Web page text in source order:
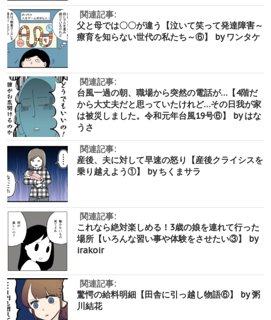
関連記事:
父と母では〇〇が違う【泣いて笑って発達障害～
療育を知らない世代の私たち～⑥】 by ワンタケ
関連記事:
台風一過の朝、職場から突然の電話が…【4階だ
から大丈夫だと思っていたけれど…その日我が家
は被災しました。令和元年台風19号⑥】 by はな
うさ
関連記事:
産後、夫に対して早速の怒り【産後クライシスを
乗り越えよう①】 by ちくまサラ
関連記事:
これなら絶対楽しめる！3歳の娘を連れて行った
場所【いろんな習い事や体験をさせたい③】 by
irakoir
関連記事:
驚愕の給料明細【田舎に引っ越し物語⑥】 by 粥
川結花